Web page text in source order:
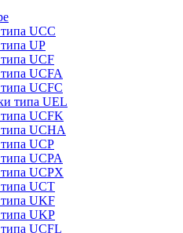
UCC
UP
UCF
UCFA
UCFC
типа UEL
UCFK
UCHA
UCP
UCPA
UCPX
UCT
UKF
UKP
UCFL